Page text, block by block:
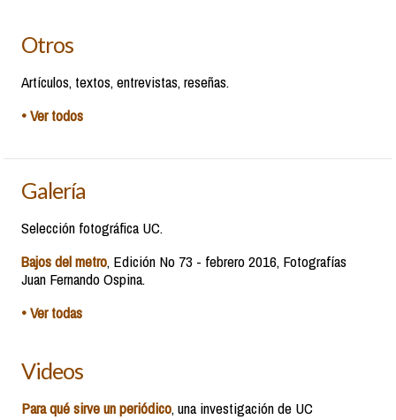
Otros
Artículos, textos, entrevistas, reseñas.
• Ver todos
Galería
Selección fotográfica UC.
Bajos del metro, Edición No 73 - febrero 2016, Fotografías
Juan Fernando Ospina.
• Ver todas
Videos
Para qué sirve un periódico, una investigación de UC